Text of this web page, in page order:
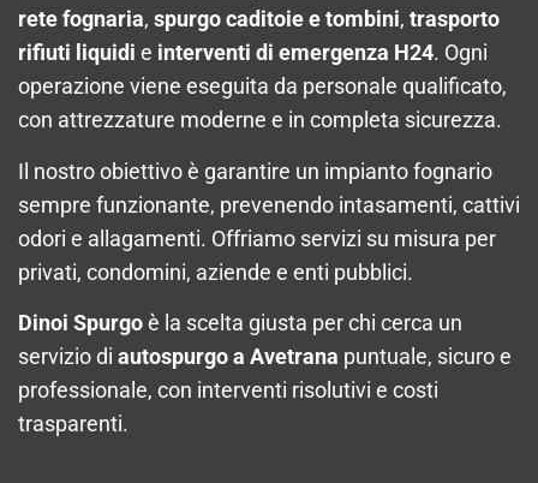
rete fognaria, spurgo caditoie e tombini, trasporto
rifiuti liquidi e interventi di emergenza H24. Ogni
operazione viene eseguita da personale qualificato,
con attrezzature moderne e in completa sicurezza.
Il nostro obiettivo è garantire un impianto fognario
sempre funzionante, prevenendo intasamenti, cattivi
odori e allagamenti. Offriamo servizi su misura per
privati, condomini, aziende e enti pubblici.
Dinoi Spurgoè la scelta giusta per chi cerca un
servizio di autospurgo a Avetrana puntuale, sicuro e
professionale, con interventi risolutivi e costi
trasparenti.